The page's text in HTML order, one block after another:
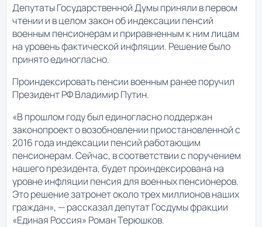
Депутаты Государственной Думы приняли в первом
чтении и в целом закон об индексации пенсий
военным пенсионерам и приравненным к ним лицам
на уровень фактической инфляции. Решение было
принято единогласно.
Проиндексировать пенсии военным ранее поручил
Президент РФ Владимир Путин.
«В прошлом году был единогласно поддержан
законопроект о возобновлении приостановленной с
2016 года индексации пенсий работающим
пенсионерам. Сейчас, в соответствии с поручением
нашего президента, будет проиндексирована на
уровне инфляции пенсия для военных пенсионеров.
Это решение затронет около трех миллионов наших
граждан», — рассказал депутат Госдумы фракции
«Единая Россия» Роман Терюшков.